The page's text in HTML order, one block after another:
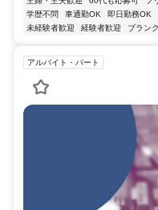
学歴不問
車通勤OK 即日勤務OK
未経験者歓迎
経験者歓迎 ブラン
アルバイト・パート